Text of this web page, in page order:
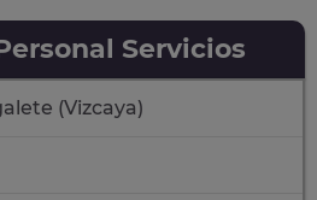
Servicios
(Vizcaya)